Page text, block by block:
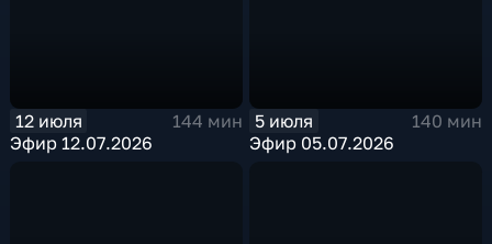
12 июля
144 мин
Эфир 12.07.2026
5 июля
140 мин
Эфир 05.07.2026